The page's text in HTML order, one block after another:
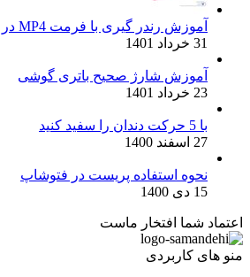
آموزش رندر گیری با فرمت MP4 در افترافکت
31 خرداد 1401
آموزش شارژ صحیح باتری گوشی
23 خرداد 1401
با 5 حرکت دندان را سفید کنید
27 اسفند 1400
نحوه استفاده پریست در فتوشاپ
15 دی 1400
اعتماد شما افتخار ماست
منو های کاربردی